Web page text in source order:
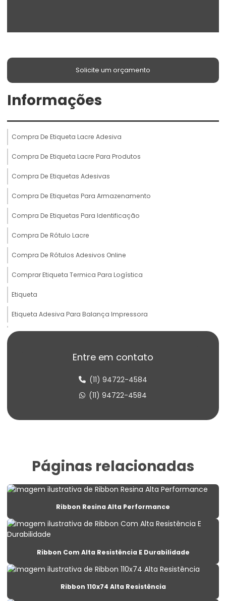
Solicite um orçamento
Informações
Compra De Etiqueta Lacre Adesiva
Compra De Etiqueta Lacre Para Produtos
Compra De Etiquetas Adesivas
Compra De Etiquetas Para Armazenamento
Compra De Etiquetas Para Identificação
Compra De Rótulo Lacre
Compra De Rótulos Adesivos Online
Comprar Etiqueta Termica Para Logística
Etiqueta
Etiqueta Adesiva Para Balança Impressora
Etiqueta Adesiva Para Produtos Congelados
Etiqueta Adesiva Termo Sensível
Etiqueta Congelado Para Alimentos
Etiqueta De Lacre Para Produtos
Etiqueta De Lacre Personalizada Para Embalagens
Etiqueta De Preço Personalizada Para Lojas
Etiqueta Lacre Para Produtos
Etiqueta Lacre Personalizada Para Embalagem
Etiqueta Para Alimentos Congelados
Etiqueta Para Balança Com Peso E Preço
Entre em contato
(11) 94722-4584
(11) 94722-4584
Páginas relacionadas
Ribbon Resina Alta Performance
Ribbon Com Alta Resistência E Durabilidade
Ribbon 110x74 Alta Resistência